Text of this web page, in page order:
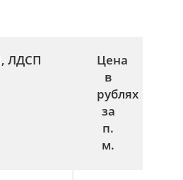
ЛДСП
Цена
в
рублях
за
п.
м.